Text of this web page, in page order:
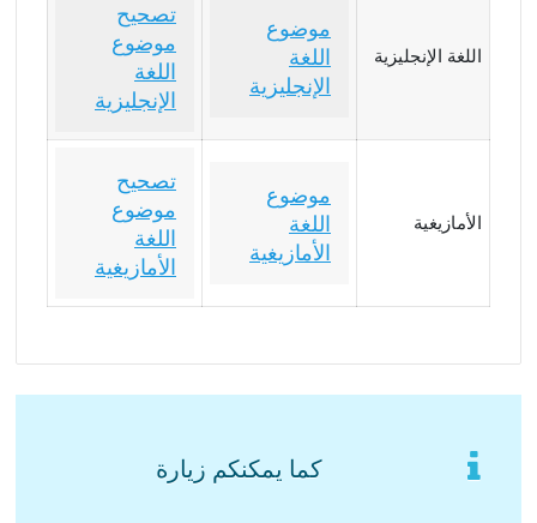
اللغة الإنجليزية
موضوع
اللغة
الإنجليزية
تصحيح
موضوع
اللغة
الإنجليزية
الأمازيغية
موضوع
اللغة
الأمازيغية
تصحيح
موضوع
اللغة
الأمازيغية
كما يمكنكم زيارة